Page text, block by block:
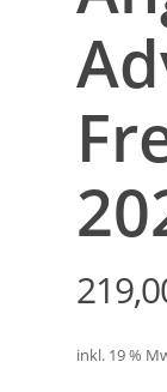
inkl. 19 %